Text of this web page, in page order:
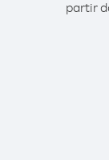
partir